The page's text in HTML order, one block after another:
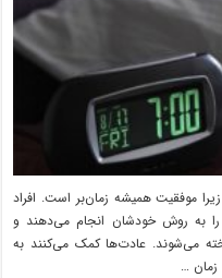
موفقیت همیشه زمان‌بر است. افراد
را به روش خودشان انجام می‌دهند و
می‌شوند. عادت‌ها کمک می‌کنند به
زمان …